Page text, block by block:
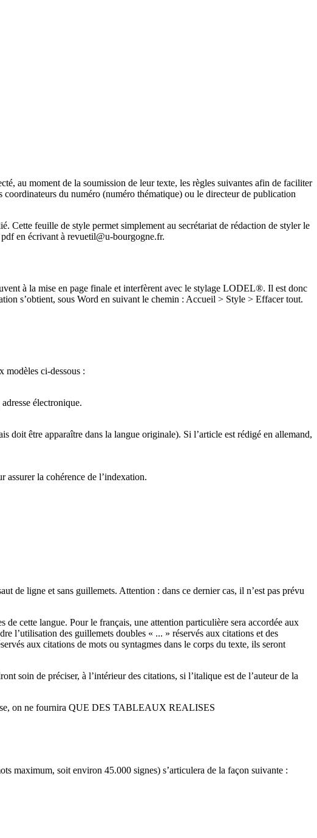
au moment de la soumission de leur texte, les règles suivantes afin de faciliter
du numéro (numéro thématique) ou le directeur de publication
Cette feuille de style permet simplement au secrétariat de rédaction de styler le
en écrivant à revuetil@u-bourgogne.fr.
à la mise en page finale et interfèrent avec le stylage LODEL®. Il est donc
s’obtient, sous Word en suivant le chemin : Accueil > Style > Effacer tout.
modèles ci-dessous :
électronique.
doit être apparaître dans la langue originale). Si l’article est rédigé en allemand,
assurer la cohérence de l’indexation.
de ligne et sans guillemets. Attention : dans ce dernier cas, il n’est pas prévu
de cette langue. Pour le français, une attention particulière sera accordée aux
l’utilisation des guillemets doubles « ... » réservés aux citations et des
aux citations de mots ou syntagmes dans le corps du texte, ils seront
soin de préciser, à l’intérieur des citations, si l’italique est de l’auteur de la
on ne fournira QUE DES TABLEAUX REALISES
maximum, soit environ 45.000 signes) s’articulera de la façon suivante :